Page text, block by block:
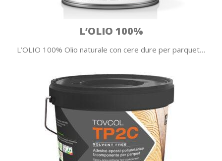
L’OLIO 100%
L’OLIO 100% Olio naturale con cere dure per parquet…